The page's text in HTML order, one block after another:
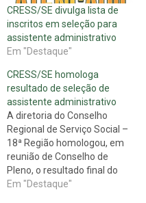
CRESS/SE divulga lista de
inscritos em seleção para
assistente administrativo
Em "Destaque"
CRESS/SE homologa
resultado de seleção de
assistente administrativo
A diretoria do Conselho
Regional de Serviço Social –
18ª Região homologou, em
reunião de Conselho de
Pleno, o resultado final do
Processo Seletivo
Em "Destaque"